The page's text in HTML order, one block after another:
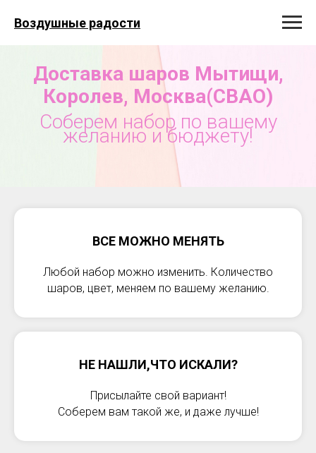
Воздушные радости
Доставка шаров Мытищи,
Королев, Москва(СВАО)
Соберем набор по вашему
желанию и бюджету!
ВСЕ МОЖНО МЕНЯТЬ
Любой набор можно изменить. Количество
шаров, цвет, меняем по вашему желанию.
НЕ НАШЛИ,ЧТО ИСКАЛИ?
Присылайте свой вариант!
Соберем вам такой же, и даже лучше!